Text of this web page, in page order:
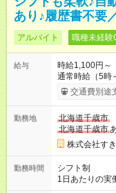
あり♪履歴書不要
アルバイト 職種未経験
給与
時給1,100円～
通常時給（5時
1600円 高校生時給：1100円 【
00）時給+150円 【試用期間】試用期間あり 試用期間の長
30日（※条件変
ただきます。
交通費別途
勤務地
北海道千歳市
北海道千歳市
株式会社す
勤務時間
シフト制
1日あたりの実
2h～OK ＜シ